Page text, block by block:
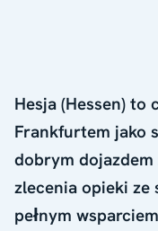
Hesja (Hessen) to
Frankfurtem jako
dobrym
zlecenia opieki
pełnym